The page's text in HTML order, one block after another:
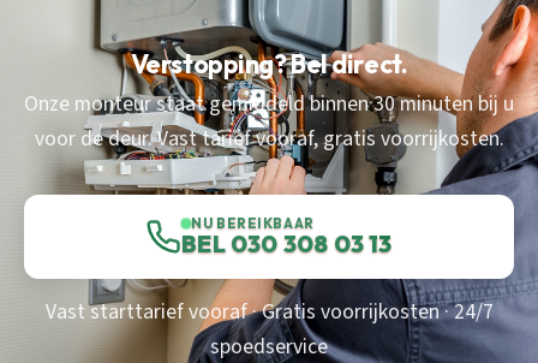
Verstopping? Bel direct.
Onze monteur staat gemiddeld binnen 30 minuten bij u
voor de deur. Vast tarief vooraf, gratis voorrijkosten.
NU BEREIKBAAR
BEL 030 308 03 13
Vast starttarief vooraf · Gratis voorrijkosten · 24/7
spoedservice